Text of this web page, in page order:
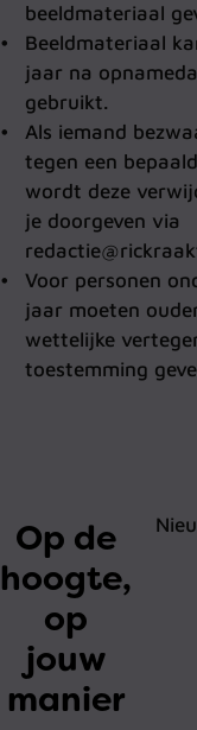
beeldmateriaal
Beeldmateriaal
jaar na
gebruikt.
Als iemand
tegen een
wordt deze
je doorgeven via
Voor personen
jaar moeten
wettelijke
toestemming
Op de
hoogte,
op
jouw
manier